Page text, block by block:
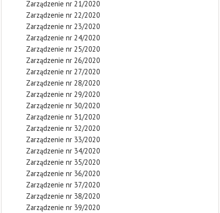
Zarządzenie nr 21/2020
Zarządzenie nr 22/2020
Zarządzenie nr 23/2020
Zarządzenie nr 24/2020
Zarządzenie nr 25/2020
Zarządzenie nr 26/2020
Zarządzenie nr 27/2020
Zarządzenie nr 28/2020
Zarządzenie nr 29/2020
Zarządzenie nr 30/2020
Zarządzenie nr 31/2020
Zarządzenie nr 32/2020
Zarządzenie nr 33/2020
Zarządzenie nr 34/2020
Zarządzenie nr 35/2020
Zarządzenie nr 36/2020
Zarządzenie nr 37/2020
Zarządzenie nr 38/2020
Zarządzenie nr 39/2020